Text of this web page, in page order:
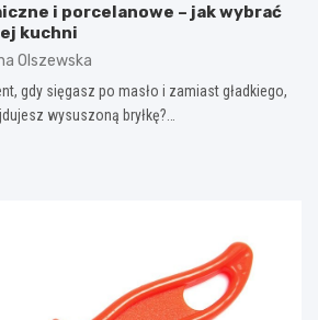
i porcelanowe – jak wybrać
kuchni
Olszewska
gdy sięgasz po masło i zamiast gładkiego,
wysuszoną bryłkę?…